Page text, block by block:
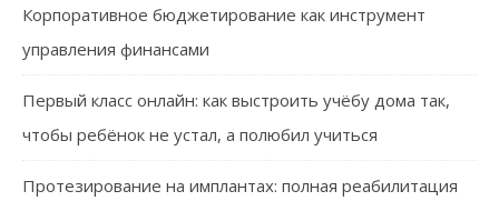
Корпоративное бюджетирование как инструмент
управления финансами
Первый класс онлайн: как выстроить учёбу дома так,
чтобы ребёнок не устал, а полюбил учиться
Протезирование на имплантах: полная реабилитация